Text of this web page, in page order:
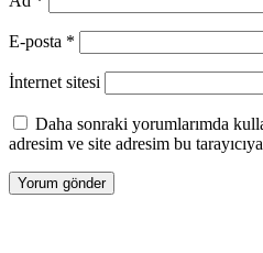
E-posta *
İnternet sitesi
Daha sonraki yorumlarımda
adresim ve site adresim bu